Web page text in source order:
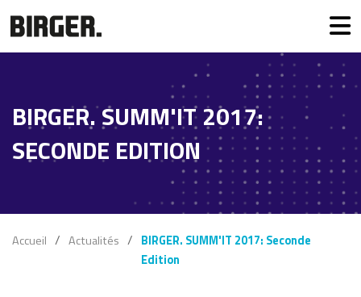
BIRGER. SUMM'IT 2017:
SECONDE EDITION
Accueil Actualités
BIRGER. SUMM'IT 2017: Seconde
Edition